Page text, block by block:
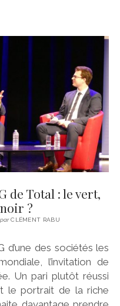
de Total : le vert,
?
parCLÉMENT RABU
d’une des sociétés les
l’invitation de
Un pari plutôt réussi
le portrait de la riche